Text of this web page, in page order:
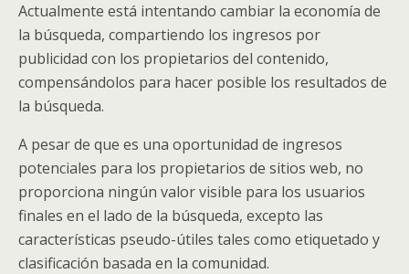
Actualmente está intentando cambiar la economía de
la búsqueda, compartiendo los ingresos por
publicidad con los propietarios del contenido,
compensándolos para hacer posible los resultados de
la búsqueda.
A pesar de que es una oportunidad de ingresos
potenciales para los propietarios de sitios web, no
proporciona ningún valor visible para los usuarios
finales en el lado de la búsqueda, excepto las
características pseudo-útiles tales como etiquetado y
clasificación basada en la comunidad.